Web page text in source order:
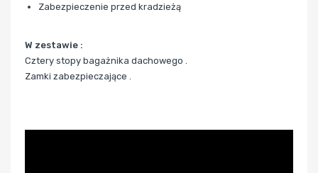
Zabezpieczenie przed kradzieżą
W zestawie :
Cztery stopy bagażnika dachowego .
Zamki zabezpieczające .